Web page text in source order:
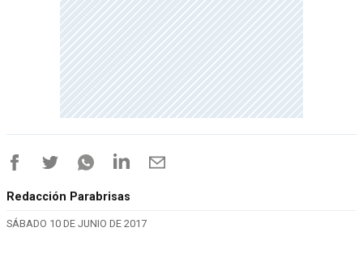
Redacción Parabrisas
SÁBADO 10 DE JUNIO DE 2017